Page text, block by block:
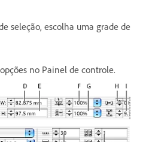
seleção, escolha uma grade de
no Painel de controle.